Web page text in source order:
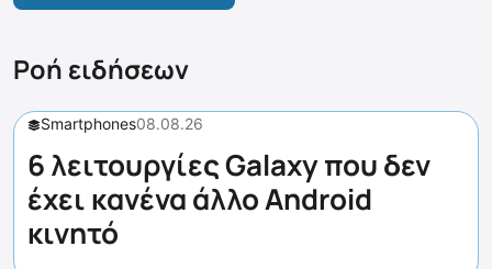
Ροή ειδήσεων
Smartphones08.08.26
6 λειτουργίες Galaxy που δεν
έχει κανένα άλλο Android
κινητό